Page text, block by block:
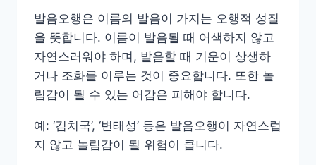
발음오행은 이름의 발음이 가지는 오행적 성질
을 뜻합니다. 이름이 발음될 때 어색하지 않고
자연스러워야 하며, 발음할 때 기운이 상생하
거나 조화를 이루는 것이 중요합니다. 또한 놀
림감이 될 수 있는 어감은 피해야 합니다.
예: ‘김치국’, ‘변태성’ 등은 발음오행이 자연스럽
지 않고 놀림감이 될 위험이 큽니다.